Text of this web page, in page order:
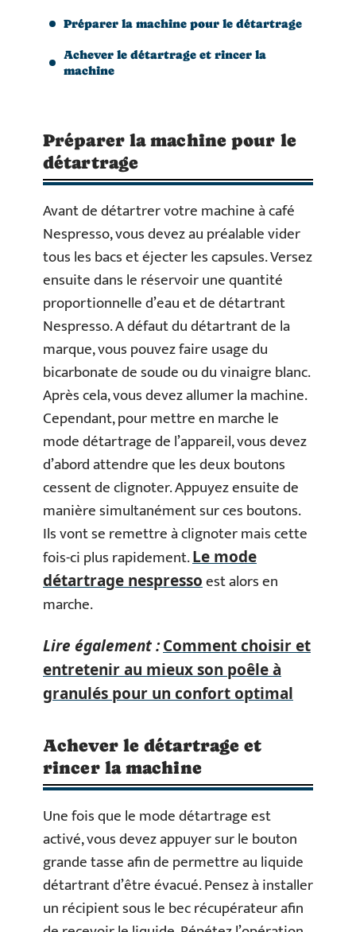
Préparer la machine pour le détartrage
Achever le détartrage et rincer la
machine
Préparer la machine pour le
détartrage
Avant de détartrer votre machine à café
Nespresso, vous devez au préalable vider
tous les bacs et éjecter les capsules. Versez
ensuite dans le réservoir une quantité
proportionnelle d’eau et de détartrant
Nespresso. A défaut du détartrant de la
marque, vous pouvez faire usage du
bicarbonate de soude ou du vinaigre blanc.
Après cela, vous devez allumer la machine.
Cependant, pour mettre en marche le
mode détartrage de l’appareil, vous devez
d’abord attendre que les deux boutons
cessent de clignoter. Appuyez ensuite de
manière simultanément sur ces boutons.
Ils vont se remettre à clignoter mais cette
fois-ci plus rapidement.Le mode
détartrage nespressoest alors en
marche.
Lire également :Comment choisir et
entretenir au mieux son poêle à
granulés pour un confort optimal
Achever le détartrage et
rincer la machine
Une fois que le mode détartrage est
activé, vous devez appuyer sur le bouton
grande tasse afin de permettre au liquide
détartrant d’être évacué. Pensez à installer
un récipient sous le bec récupérateur afin